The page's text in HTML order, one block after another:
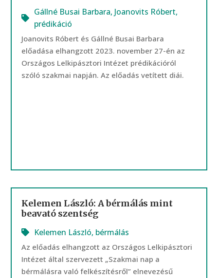
Gállné Busai Barbara, Joanovits Róbert,
prédikáció
Joanovits Róbert és Gállné Busai Barbara
előadása elhangzott 2023. november 27-én az
Országos Lelkipásztori Intézet prédikációról
szóló szakmai napján. Az előadás vetített diái.
Kelemen László: A bérmálás mint
beavató szentség
Kelemen László, bérmálás
Az előadás elhangzott az Országos Lelkipásztori
Intézet által szervezett „Szakmai nap a
bérmálásra való felkészítésről” elnevezésű